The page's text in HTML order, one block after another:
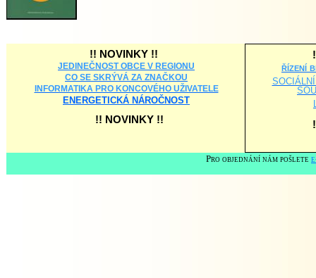
Pro objednání nám pošlete
!! NOVINKY!!
JEDINEČNOST OBCE V REGIONU
CO SE SKRÝVÁ ZA ZNAČKOU
INFORMATIKA PRO KONCOVÉHO UŽIVATELE
ENERGETICKÁ NÁROČNOST
!! NOVINKY!!
řízení